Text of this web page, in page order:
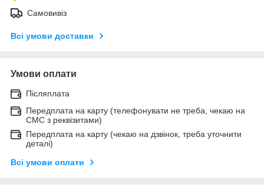
Самовивіз
Всі умови доставки
Умови оплати
Післяплата
Передплата на карту (телефонувати не треба, чекаю на
СМС з реквізитами)
Передплата на карту (чекаю на дзвінок, треба уточнити
деталі)
Всі умови оплати